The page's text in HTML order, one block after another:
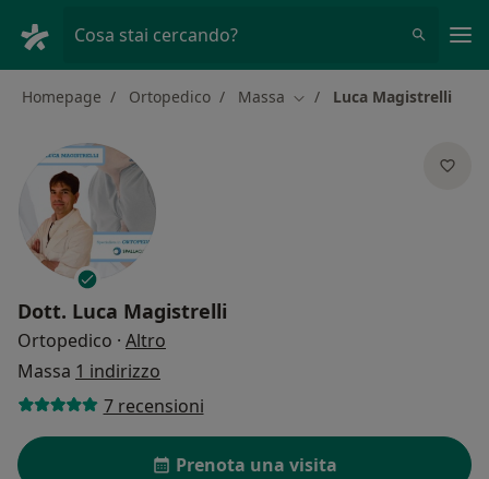
Cosa stai cercando?
Homepage Ortopedico Massa Cambia città
Luca Magistrelli
Dott. Luca Magistrelli
Ortopedico · Altro
Massa 1 indirizzo
7 recensioni
Prenota una visita